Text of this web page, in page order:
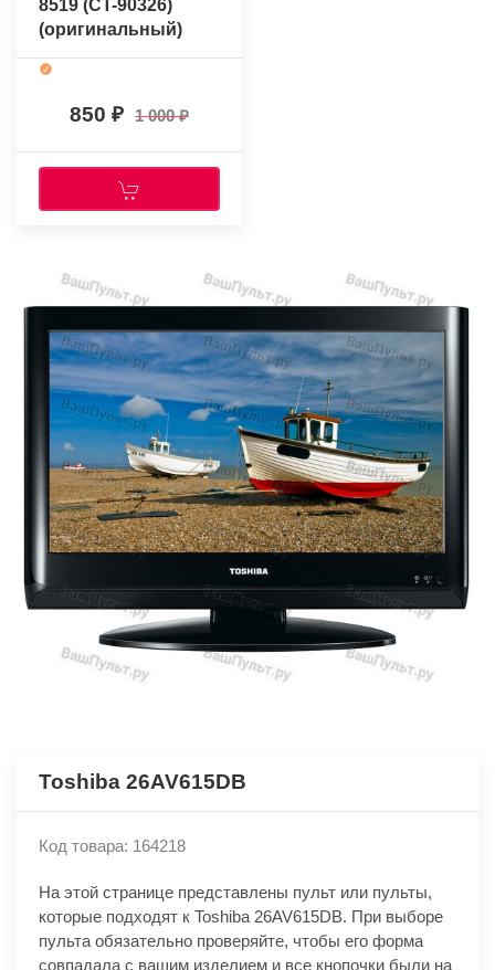
8519 (CT-90326)
(оригинальный)
850 1 000
Toshiba 26AV615DB
Код товара: 164218
На этой странице представлены пульт или пульты,
которые подходят к Toshiba 26AV615DB. При выборе
пульта обязательно проверяйте, чтобы его форма
совпадала с вашим изделием и все кнопочки были на